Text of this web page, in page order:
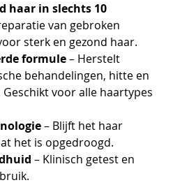
haar in slechts 10
van gebroken
sterk en gezond haar.
formule– Herstelt
behandelingen, hitte en
voor alle haartypes
– Blijft het haar
het is opgedroogd.
– Klinisch getest en